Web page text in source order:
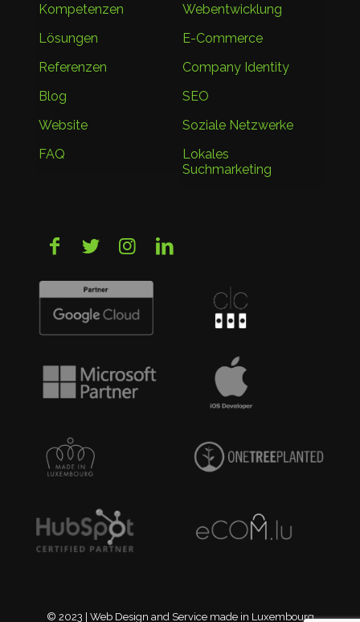
Kompetenzen
Lösungen
Referenzen
Blog
Website
FAQ
Webentwicklung
E-Commerce
Company Identity
SEO
Soziale Netzwerke
Lokales
Suchmarketing
© 2023 | Web Design and Service made in Luxembourg